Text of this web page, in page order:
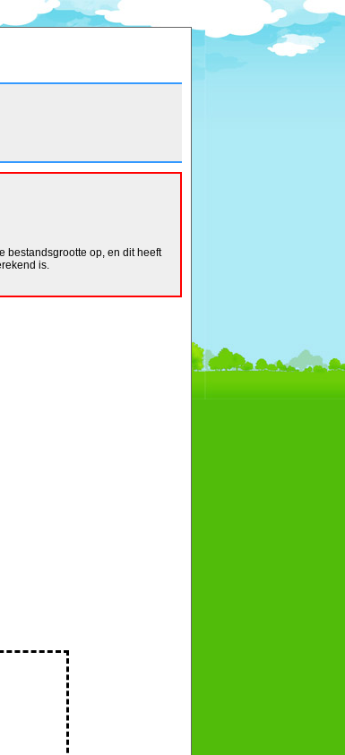
bestandsgrootte op, en dit heeft
is.